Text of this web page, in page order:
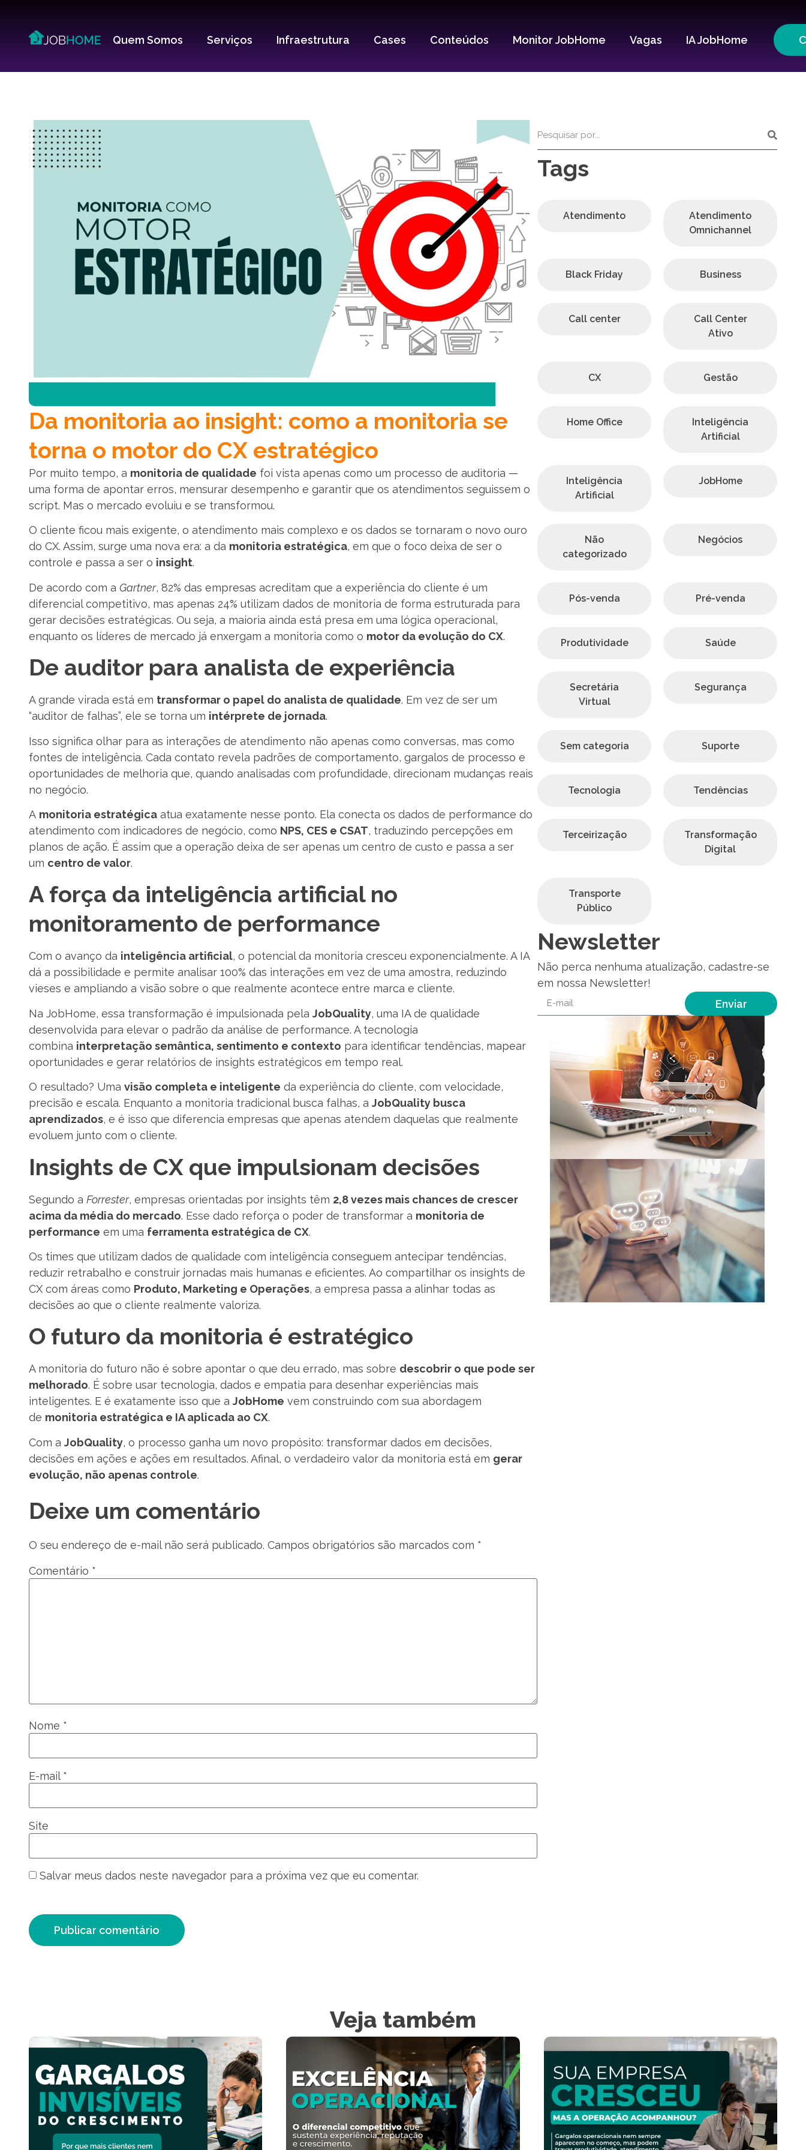
Quem Somos Serviços Infraestrutura Cases Conteúdos Monitor JobHome Vagas IA JobHome
Da monitoria ao insight: como a monitoria se
torna o motor do CX estratégico
Por muito tempo, a monitoria de qualidade foi vista apenas como um processo de auditoria —
uma forma de apontar erros, mensurar desempenho e garantir que os atendimentos seguissem o
script. Mas o mercado evoluiu e se transformou.
O cliente ficou mais exigente, o atendimento mais complexo e os dados se tornaram o novo ouro
do CX. Assim, surge uma nova era: a da monitoria estratégica, em que o foco deixa de ser o
controle e passa a ser o insight.
De acordo com a Gartner, 82% das empresas acreditam que a experiência do cliente é um
diferencial competitivo, mas apenas 24% utilizam dados de monitoria de forma estruturada para
gerar decisões estratégicas. Ou seja, a maioria ainda está presa em uma lógica operacional,
enquanto os líderes de mercado já enxergam a monitoria como o motor da evolução do CX.
De auditor para analista de experiência
A grande virada está em transformar o papel do analista de qualidade. Em vez de ser um
“auditor de falhas”, ele se torna um intérprete de jornada.
Isso significa olhar para as interações de atendimento não apenas como conversas, mas como
fontes de inteligência. Cada contato revela padrões de comportamento, gargalos de processo e
oportunidades de melhoria que, quando analisadas com profundidade, direcionam mudanças reais
no negócio.
A monitoria estratégica atua exatamente nesse ponto. Ela conecta os dados de performance do
atendimento com indicadores de negócio, como NPS, CES e CSAT, traduzindo percepções em
planos de ação. É assim que a operação deixa de ser apenas um centro de custo e passa a ser
um centro de valor.
A força da inteligência artificial no
monitoramento de performance
Com o avanço da inteligência artificial, o potencial da monitoria cresceu exponencialmente. A IA
dá a possibilidade e permite analisar 100% das interações em vez de uma amostra, reduzindo
vieses e ampliando a visão sobre o que realmente acontece entre marca e cliente.
Na JobHome, essa transformação é impulsionada pela JobQuality, uma IA de qualidade
desenvolvida para elevar o padrão da análise de performance. A tecnologia
combina interpretação semântica, sentimento e contexto para identificar tendências, mapear
oportunidades e gerar relatórios de insights estratégicos em tempo real.
O resultado? Uma visão completa e inteligente da experiência do cliente, com velocidade,
precisão e escala. Enquanto a monitoria tradicional busca falhas, a JobQuality busca
aprendizados, e é isso que diferencia empresas que apenas atendem daquelas que realmente
evoluem junto com o cliente.
Insights de CX que impulsionam decisões
Segundo a Forrester, empresas orientadas por insights têm 2,8 vezes mais chances de crescer
acima da média do mercado. Esse dado reforça o poder de transformar a monitoria de
performance em uma ferramenta estratégica de CX.
Os times que utilizam dados de qualidade com inteligência conseguem antecipar tendências,
reduzir retrabalho e construir jornadas mais humanas e eficientes. Ao compartilhar os insights de
CX com áreas como Produto, Marketing e Operações, a empresa passa a alinhar todas as
decisões ao que o cliente realmente valoriza.
O futuro da monitoria é estratégico
A monitoria do futuro não é sobre apontar o que deu errado, mas sobre descobrir o que pode ser
melhorado. É sobre usar tecnologia, dados e empatia para desenhar experiências mais
inteligentes. E é exatamente isso que a JobHome vem construindo com sua abordagem
de monitoria estratégica e IA aplicada ao CX.
Com a JobQuality, o processo ganha um novo propósito: transformar dados em decisões,
decisões em ações e ações em resultados. Afinal, o verdadeiro valor da monitoria está em gerar
evolução, não apenas controle.
Deixe um comentário
O seu endereço de e-mail não será publicado. Campos obrigatórios são marcados com *
Comentário *
Nome *
E-mail *
Site
Salvar meus dados neste navegador para a próxima vez que eu comentar.
Tags
Atendimento
Atendimento
Omnichannel
Black Friday Business
Call center
Call Center
Ativo
CX Gestão
Home Office
Inteligência
Artificial
Inteligência
Artificial
JobHome
Não
categorizado
Negócios
Pós-venda Pré-venda
Produtividade Saúde
Secretária
Virtual
Segurança
Sem categoria Suporte
Tecnologia Tendências
Terceirização
Transformação
Digital
Transporte
Público
Newsletter
Não perca nenhuma atualização, cadastre-se
em nossa Newsletter!
Enviar
Veja também